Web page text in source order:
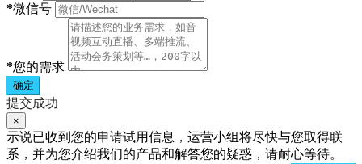
*微信号
*您的需求
确定
提交成功
×
示说已收到您的申请试用信息，运营小组将尽快与您取得联
系，并为您介绍我们的产品和解答您的疑惑，请耐心等待。